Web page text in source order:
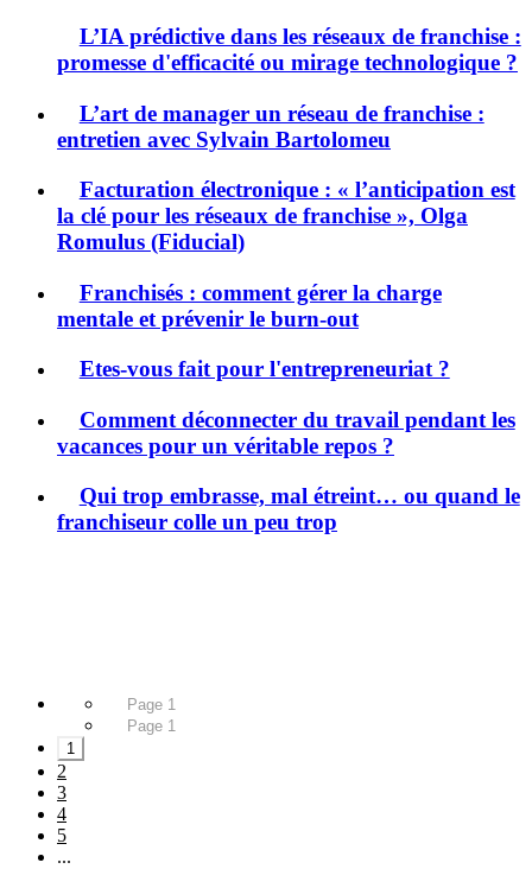
L’IA prédictive dans les réseaux de franchise :
promesse d'efficacité ou mirage technologique ?
L’art de manager un réseau de franchise :
entretien avec Sylvain Bartolomeu
Facturation électronique : « l’anticipation est
la clé pour les réseaux de franchise », Olga
Romulus (Fiducial)
Franchisés : comment gérer la charge
mentale et prévenir le burn-out
Etes-vous fait pour l'entrepreneuriat ?
Comment déconnecter du travail pendant les
vacances pour un véritable repos ?
Qui trop embrasse, mal étreint… ou quand le
franchiseur colle un peu trop
Page 1
Page 1
1
2
3
4
5
...